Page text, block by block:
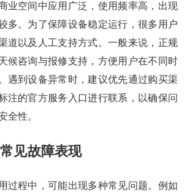
业空间中应用广泛，使用频率高，出现
多。为了保障设备稳定运行，很多用户
道以及人工支持方式。一般来说，正规
候咨询与报修支持，方便用户在不同时
遇到设备异常时，建议优先通过购买渠
注的官方服务入口进行联系，以确保问
全性。
见故障表现
过程中，可能出现多种常见问题。例如